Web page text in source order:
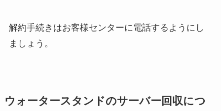
解約手続きはお客様センターに電話するようにし
ましょう。
ウォータースタンドのサーバー回収につ